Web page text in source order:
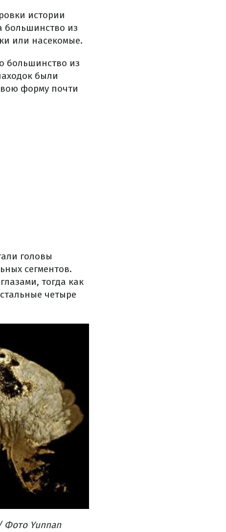
истории
большинство из
или насекомые.
большинство из
были
форму почти
головы
сегментов.
тогда как
четыре
Фото Yunnan